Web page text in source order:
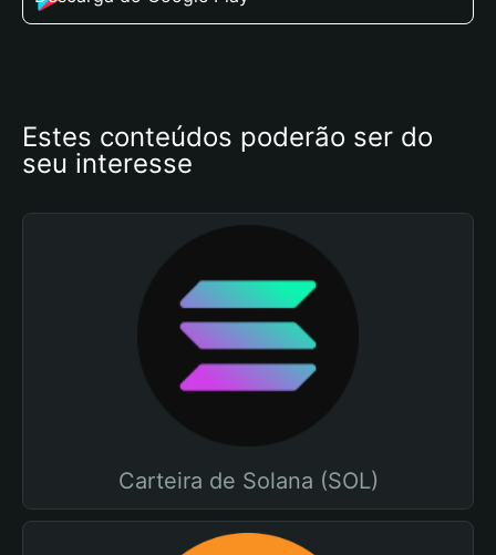
Estes conteúdos poderão ser do
seu interesse
Carteira de Solana (SOL)